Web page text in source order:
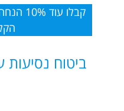
קבלו
ביטוח